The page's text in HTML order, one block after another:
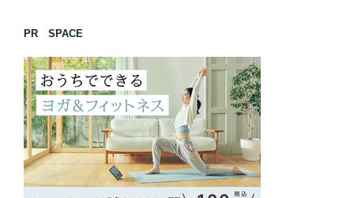
PR SPACE